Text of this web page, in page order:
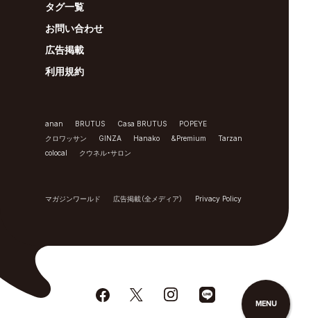
MENU
タグ一覧
お問い合わせ
広告掲載
利用規約
anan BRUTUS Casa BRUTUS
POPEYE
クロワッサン
GINZA Hanako &Premium
Tarzan
colocal
クウネル・サロン
マガジンワールド 広告掲載（全メディア） Privacy Policy